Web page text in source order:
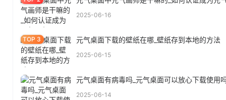
2025-06-16
元气桌面下载的壁纸在哪_壁纸存到本地的方法
2025-06-15
元气桌面有病毒吗_元气桌面可以放心下载使用
2025-06-14